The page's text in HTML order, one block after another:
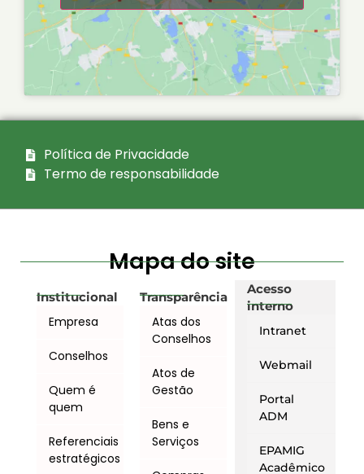
Política de Privacidade
Termo de responsabilidade
Mapa do site
Institucional
Empresa
Conselhos
Quem é
quem
Referenciais
estratégicos
Transparência
Atas dos
Conselhos
Atos de
Gestão
Bens e
Serviços
Acesso
interno
Intranet
Webmail
Portal
ADM
EPAMIG
Acadêmico